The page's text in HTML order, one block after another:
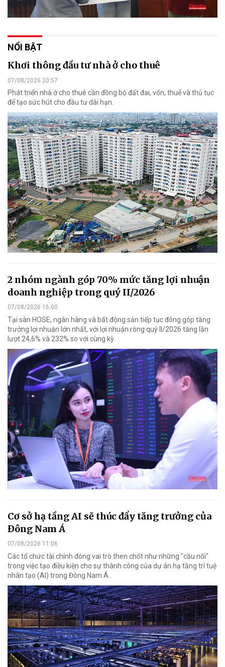
NỔI BẬT
Khơi thông đầu tư nhà ở cho thuê
07/08/2026 20:57
Phát triển nhà ở cho thuê cần đồng bộ đất đai, vốn, thuế và thủ tục
để tạo sức hút cho đầu tư dài hạn.
2 nhóm ngành góp 70% mức tăng lợi nhuận
doanh nghiệp trong quý II/2026
07/08/2026 16:00
Tại sàn HOSE, ngân hàng và bất động sản tiếp tục đóng góp tăng
trưởng lợi nhuận lớn nhất, với lợi nhuận ròng quý II/2026 tăng lần
lượt 24,6% và 232% so với cùng kỳ.
Cơ sở hạ tầng AI sẽ thúc đẩy tăng trưởng của
Đông Nam Á
07/08/2026 11:06
Các tổ chức tài chính đóng vai trò then chốt như những "cầu nối"
trong việc tạo điều kiện cho sự thành công của dự án hạ tầng trí tuệ
nhân tạo (AI) trong Đông Nam Á.